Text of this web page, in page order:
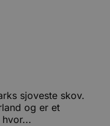
sjoveste skov.
og er et